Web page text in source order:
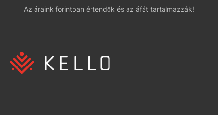
Az áraink forintban értendők és az áfát tartalmazzák!